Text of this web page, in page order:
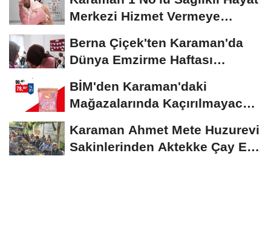
Merkezi Hizmet Vermeye
Berna Çiçek'ten Karaman'da
Dünya Emzirme Haftası
Etkinliğine Ziyaret
BİM'den Karaman'daki
Mağazalarında Kaçırılmayacak
Karaman Ahmet Mete Huzurevi
Sakinlerinden Aktekke Çay Evi